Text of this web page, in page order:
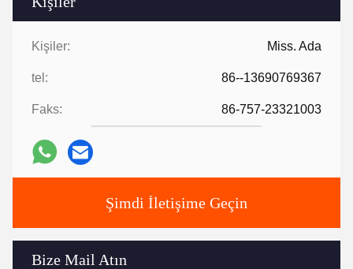
Kişiler: Miss. Ada
tel: 86--13690769367
Faks: 86-757-23321003
Şimdi İletişime Geçin
Bize Mail Atın